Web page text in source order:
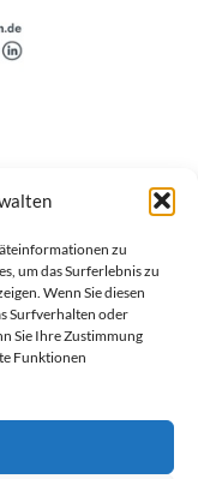
zu
um das Surferlebnis zu
Wenn Sie diesen
Surfverhalten oder
Sie Ihre Zustimmung
Funktionen